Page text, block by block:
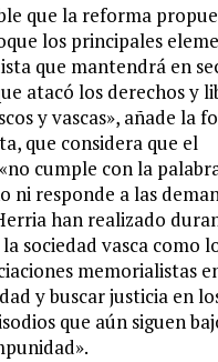
que la reforma
los principales
que mantendrá en
atacó los derechos y
y vascas», añade la
que considera que el
cumple con la
ni responde a las
han realizado
sociedad vasca como
memorialistas
y buscar justicia en
que aún siguen